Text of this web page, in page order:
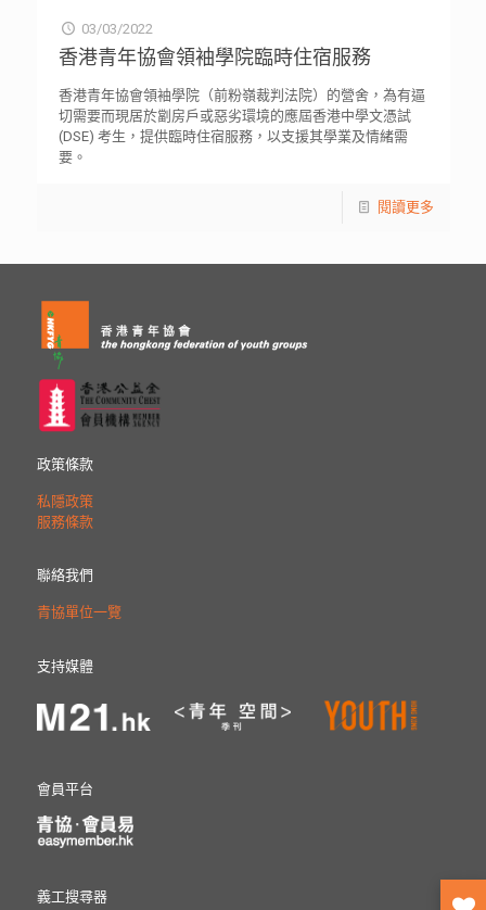
03/03/2022
香港青年協會領袖學院臨時住宿服務
香港青年協會領袖學院（前粉嶺裁判法院）的營舍，為有逼
切需要而現居於劏房戶或惡劣環境的應屆香港中學文憑試
(DSE) 考生，提供臨時住宿服務，以支援其學業及情緒需
要。
閱讀更多
政策條款
私隱政策
服務條款
聯絡我們
青協單位一覽
支持媒體
會員平台
義工搜尋器